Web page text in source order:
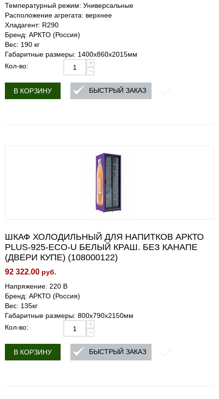
Температурный режим: Универсальные
Расположение агрегата: верхнее
Хладагент: R290
Бренд: АРКТО (Россия)
Вес: 190 кг
Габаритные размеры: 1400х860х2015мм
Кол-во:
+
−
В КОРЗИНУ БЫСТРЫЙ ЗАКАЗ
ШКАФ ХОЛОДИЛЬНЫЙ ДЛЯ НАПИТКОВ АРКТО
PLUS-925-ECO-U БЕЛЫЙ КРАШ. БЕЗ КАНАПЕ
(ДВЕРИ КУПЕ) (108000122)
92 322.00 руб.
Напряжение: 220 В
Бренд: АРКТО (Россия)
Вес: 135кг
Габаритные размеры: 800х790х2150мм
Кол-во:
+
−
В КОРЗИНУ БЫСТРЫЙ ЗАКАЗ